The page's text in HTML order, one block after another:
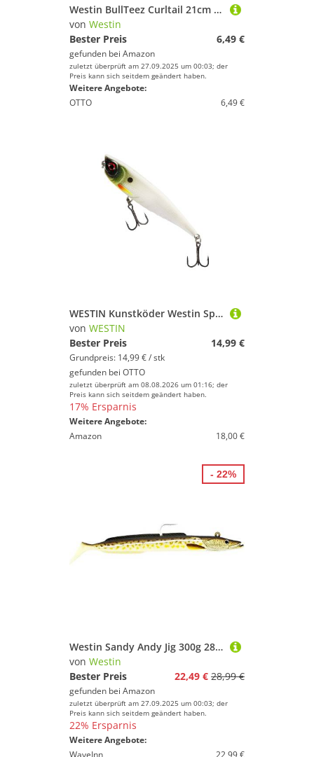
Westin BullTeez Curltail 21cm 49g - Gummifisch, Farbe:Cola Perch
von Westin
Bester Preis
6,49 €
gefunden bei Amazon
zuletzt überprüft am 27.09.2025 um 00:03; der
Preis kann sich seitdem geändert haben.
Weitere Angebote:
OTTO
6,49 €
WESTIN Kunstköder Westin Spot-On Top Walker 10cm 15g - Popper
von WESTIN
Bester Preis
14,99 €
Grundpreis: 14,99 € / stk
gefunden bei OTTO
zuletzt überprüft am 08.08.2026 um 01:16; der
Preis kann sich seitdem geändert haben.
17% Ersparnis
Weitere Angebote:
Amazon
18,00 €
Westin Sandy Andy Jig 300g 28cm - 1 Jighaken + 2 Gummifische, Farbe:Glow Gadus
von Westin
Bester Preis
22,49 € 28,99 €
gefunden bei Amazon
zuletzt überprüft am 27.09.2025 um 00:03; der
Preis kann sich seitdem geändert haben.
22% Ersparnis
Weitere Angebote:
WaveInn
22,99 €
- 22%